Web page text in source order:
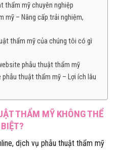
thẩm mỹ chuyên nghiệp
mỹ – Nâng cấp trải nghiệm,
thẩm mỹ của chúng tôi có gì
phẫu thuật thẩm mỹ
thuật thẩm mỹ – Lợi ích lâu
THẨM MỸ KHÔNG THỂ
dịch vụ phẫu thuật thẩm mỹ